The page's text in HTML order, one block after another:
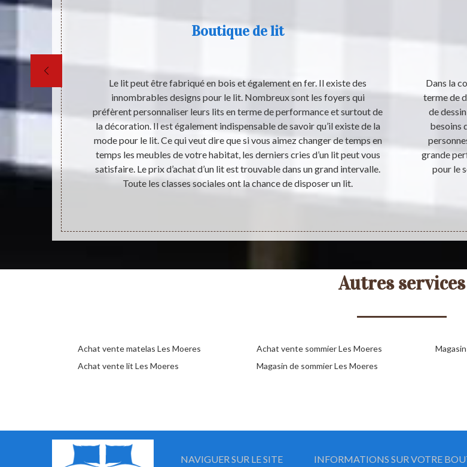
l’un des
et ne
santé de
Boutique de lit
Le lit peut être fabriqué en bois et également en fer. Il existe des
innombrables designs pour le lit. Nombreux sont les foyers qui
préfèrent personnaliser leurs lits en terme de performance et surtout de
la décoration. Il est également indispensable de savoir qu’il existe de la
mode pour le lit. Ce qui veut dire que si vous aimez changer de temps en
temps les meubles de votre habitat, les derniers cries d’un lit peut vous
satisfaire. Le prix d’achat d’un lit est trouvable dans un grand intervalle.
Toute les classes sociales ont la chance de disposer un lit.
Dans la
terme de
de
besoins
grande
pour le
Autres services
Achat vente matelas Les Moeres
Achat vente lit Les Moeres
Achat vente sommier Les Moeres
Magasin de sommier Les Moeres
NAVIGUER SUR LE SITE INFORMATIONS SUR VOTRE